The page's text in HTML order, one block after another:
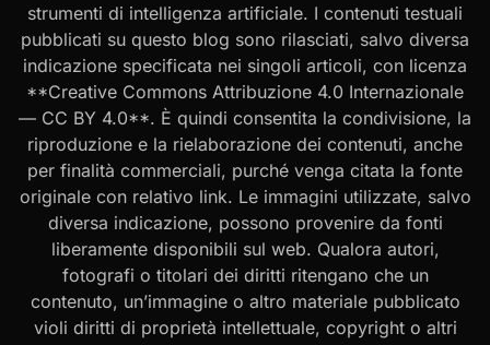
strumenti di intelligenza artificiale. I contenuti testuali
pubblicati su questo blog sono rilasciati, salvo diversa
indicazione specificata nei singoli articoli, con licenza
**Creative Commons Attribuzione 4.0 Internazionale
— CC BY 4.0**. È quindi consentita la condivisione, la
riproduzione e la rielaborazione dei contenuti, anche
per finalità commerciali, purché venga citata la fonte
originale con relativo link. Le immagini utilizzate, salvo
diversa indicazione, possono provenire da fonti
liberamente disponibili sul web. Qualora autori,
fotografi o titolari dei diritti ritengano che un
contenuto, un’immagine o altro materiale pubblicato
violi diritti di proprietà intellettuale, copyright o altri